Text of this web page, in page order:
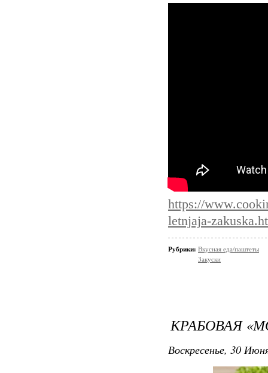
https://
letnjaja-
Рубрики: Вкусная еда/паштеты
Закуски
КРАБОВАЯ
Воскресенье, 30